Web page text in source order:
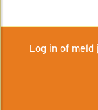
Log in of